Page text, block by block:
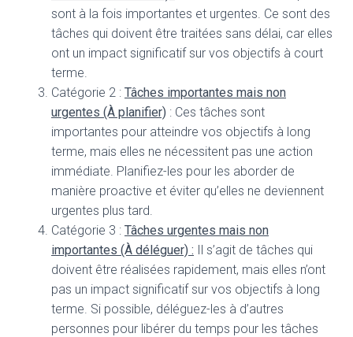
sont à la fois importantes et urgentes. Ce sont des
tâches qui doivent être traitées sans délai, car elles
ont un impact significatif sur vos objectifs à court
terme.
Catégorie 2 : Tâches importantes mais non
urgentes (À planifier) : Ces tâches sont
importantes pour atteindre vos objectifs à long
terme, mais elles ne nécessitent pas une action
immédiate. Planifiez-les pour les aborder de
manière proactive et éviter qu’elles ne deviennent
urgentes plus tard.
Catégorie 3 : Tâches urgentes mais non
importantes (À déléguer) : Il s’agit de tâches qui
doivent être réalisées rapidement, mais elles n’ont
pas un impact significatif sur vos objectifs à long
terme. Si possible, déléguez-les à d’autres
personnes pour libérer du temps pour les tâches